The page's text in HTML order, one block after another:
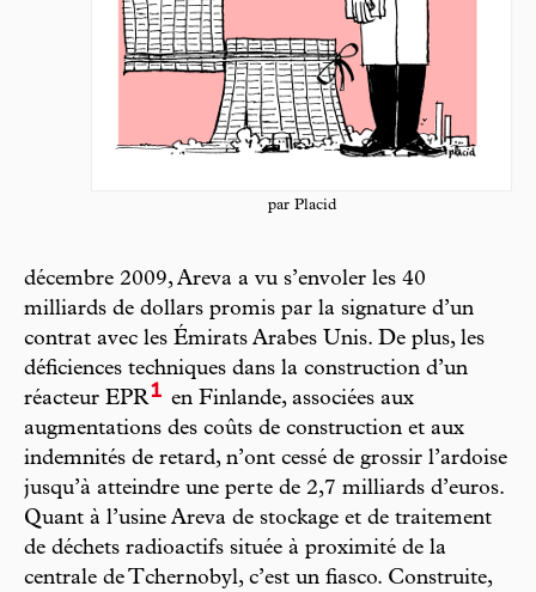
par Placid
décembre 2009, Areva a vu s’envoler les 40
milliards de dollars promis par la signature d’un
contrat avec les Émirats Arabes Unis. De plus, les
déficiences techniques dans la construction d’un
réacteur EPR1 en Finlande, associées aux
augmentations des coûts de construction et aux
indemnités de retard, n’ont cessé de grossir l’ardoise
jusqu’à atteindre une perte de 2,7 milliards d’euros.
Quant à l’usine Areva de stockage et de traitement
de déchets radioactifs située à proximité de la
centrale de Tchernobyl, c’est un fiasco. Construite,